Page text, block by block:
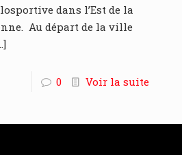
dans l’Est de la
Au départ de la ville
0 Voir la suite